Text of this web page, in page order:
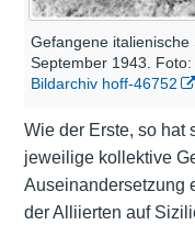
Gefangene italienische
September 1943. Foto:
Bildarchiv hoff-46752
Wie der Erste, so hat
jeweilige kollektive
Auseinandersetzung
der Alliierten auf